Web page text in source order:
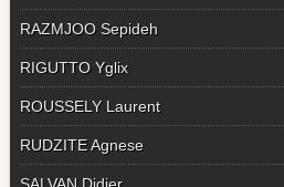
RAZMJOO Sepideh
RIGUTTO Yglix
ROUSSELY Laurent
RUDZITE Agnese